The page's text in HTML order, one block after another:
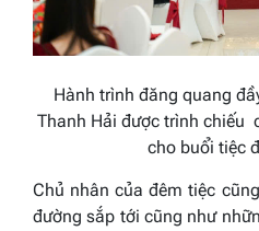
Hành trình đăng quang
Thanh Hải được trình chiếu
cho buổi tiệc
Chủ nhân của đêm tiệc
đường sắp tới cũng như